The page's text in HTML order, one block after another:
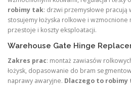
robimy tak: drzwi przemysłowe
stosujemy łożyska rolkowe i
przestoje i koszty eksploatacji.
Warehouse Gate Hinge
Zakres prac: montaż zawiasów
łożysk, dopasowanie do bram
naprawy awaryjne. Dlaczego to robimy